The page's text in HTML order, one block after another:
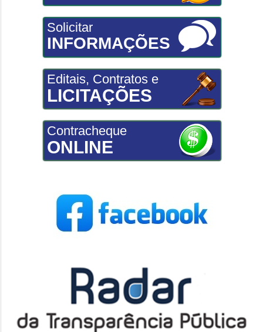
Solicitar
INFORMAÇÕES
Editais, Contratos e
LICITAÇÕES
Contracheque
ONLINE